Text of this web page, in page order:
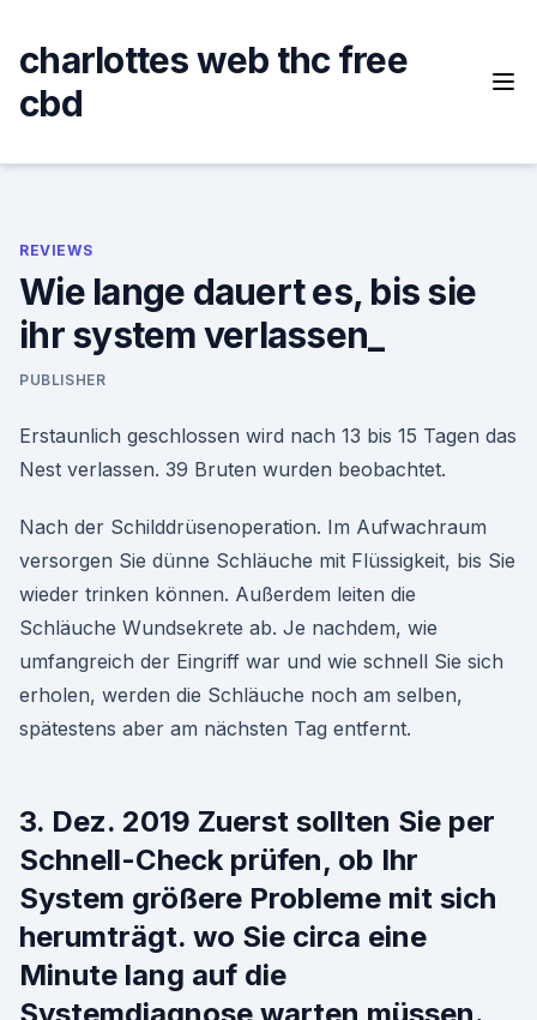
content
charlottes web thc free
cbd
REVIEWS
Wie lange dauert es, bis sie
ihr system verlassen_
PUBLISHER
Erstaunlich geschlossen wird nach 13 bis 15 Tagen das
Nest verlassen. 39 Bruten wurden beobachtet.
Nach der Schilddrüsenoperation. Im Aufwachraum
versorgen Sie dünne Schläuche mit Flüssigkeit, bis Sie
wieder trinken können. Außerdem leiten die
Schläuche Wundsekrete ab. Je nachdem, wie
umfangreich der Eingriff war und wie schnell Sie sich
erholen, werden die Schläuche noch am selben,
spätestens aber am nächsten Tag entfernt.
3. Dez. 2019 Zuerst sollten Sie per
Schnell-Check prüfen, ob Ihr
System größere Probleme mit sich
herumträgt. wo Sie circa eine
Minute lang auf die